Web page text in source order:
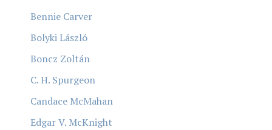
Bennie Carver
Bolyki László
Boncz Zoltán
C. H. Spurgeon
Candace McMahan
Edgar V. McKnight